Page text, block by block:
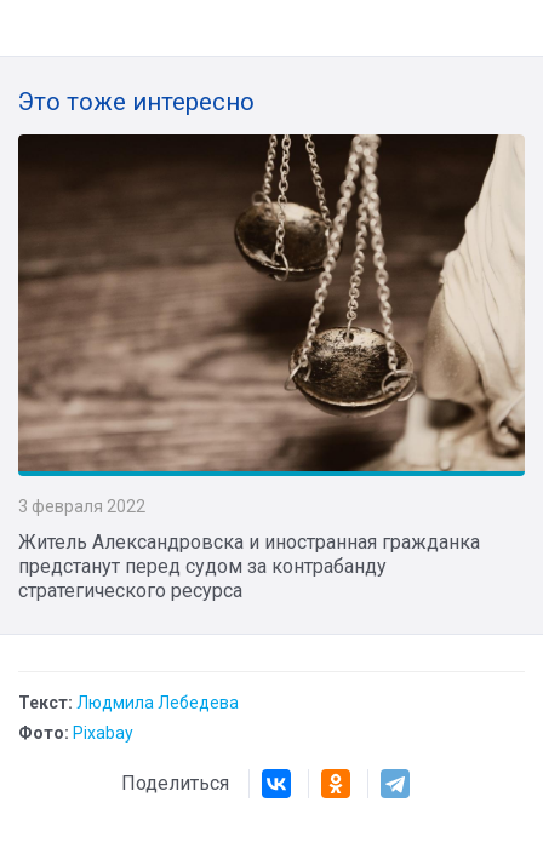
Это тоже интересно
3 февраля 2022
Житель Александровска и иностранная гражданка
предстанут перед судом за контрабанду
стратегического ресурса
Текст: Людмила Лебедева
Фото: Pixabay
Поделиться